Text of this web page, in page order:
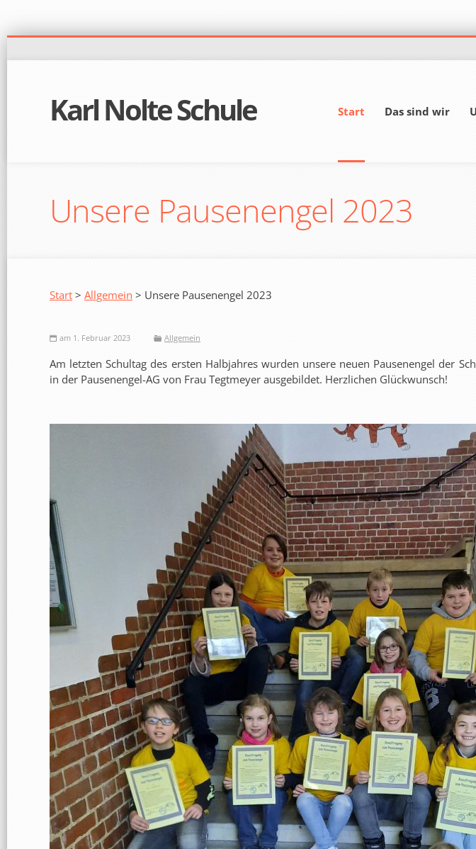
Karl Nolte Schule Start Das sind wir
Unsere Pausenengel 2023
Start > Allgemein > Unsere Pausenengel 2023
am 1. Februar 2023 Allgemein
Am letzten Schultag des ersten Halbjahres wurden unsere neuen Pausenengel der
in der Pausenengel-AG von Frau Tegtmeyer ausgebildet. Herzlichen Glückwunsch!